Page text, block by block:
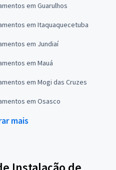
em Guarulhos
em Itaquaquecetuba
em Jundiaí
em Mauá
em Mogi das Cruzes
em Osasco
mais